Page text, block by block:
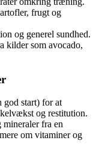
frugt og
og generel sundhed.
kilder som avocado,
start) for at
og restitution.
fra en
om vitaminer og